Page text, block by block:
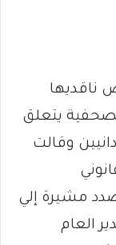
ناقديها
يتعلق
وقالت
مشيرة إلي
العام